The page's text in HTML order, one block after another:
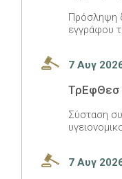
Πρόσληψη
εγγράφου
7 Αυγ
ΤρΕφΘεσ
Σύσταση
7 Αυγ